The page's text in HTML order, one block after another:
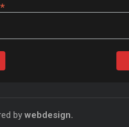
*
by webdesign.